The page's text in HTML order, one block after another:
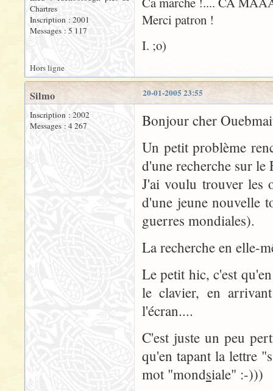
Chartres
Inscription : 2001
Messages : 5 117
Merci patron !
I. ;o)
Hors ligne
20-01-2005 23:55
Silmo
Inscription : 2002
Messages : 4 267
Bonjour cher
Un petit problème
d'une recherche sur
J'ai voulu trouver les
d'une jeune nouvelle
guerres mondiales).
La recherche en elle-
Le petit hic, c'est
le clavier, en
l'écran....
C'est juste un peu
qu'en tapant la lettre
mot "mondsiale" :-)))